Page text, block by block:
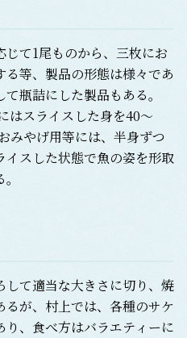
て1尾ものから、三枚にお
等、製品の形態は様々であ
瓶詰にした製品もある。
はスライスした身を40～
みやげ用等には、半身ずつ
スした状態で魚の姿を形取
て適当な大きさに切り、焼
が、村上では、各種のサケ
、食べ方はバラエティーに